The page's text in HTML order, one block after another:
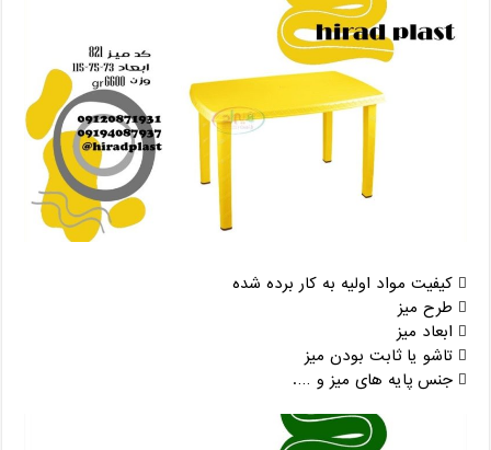
 کیفیت مواد اولیه به کار برده شده
 طرح میز
 ابعاد میز
 تاشو یا ثابت بودن میز
 جنس پایه های میز و ….